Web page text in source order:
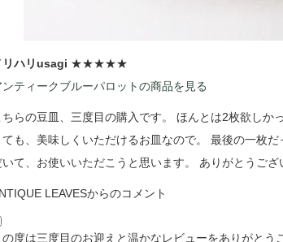
リハリusagi ★★★★★
ンティークブルーパロットの商品を見る
ちらの豆皿、三度目の購入です。 ほんとは2枚欲しか
ても、美味しくいただけるお皿なので。 最後の一枚
いて、お使いいただこうと思います。 ありがとうござ
LEAVESからのコメント
の度は三度目のお迎えと温かなレビューをありがと